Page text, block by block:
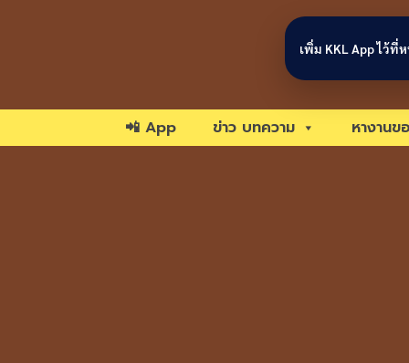
📲 App ข่าว บทความ หางานข
เพิ่ม KKL App ไว้